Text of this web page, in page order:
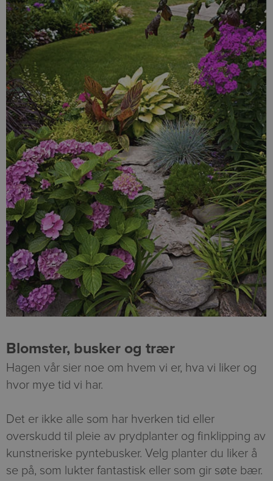
Blomster, busker og trær
Hagen vår sier noe om hvem vi er, hva vi liker og
hvor mye tid vi har.
Det er ikke alle som har hverken tid eller
overskudd til pleie av prydplanter og finklipping av
kunstneriske pyntebusker. Velg planter du liker å
se på, som lukter fantastisk eller som gir søte bær.